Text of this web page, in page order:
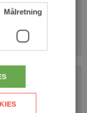
Målretning